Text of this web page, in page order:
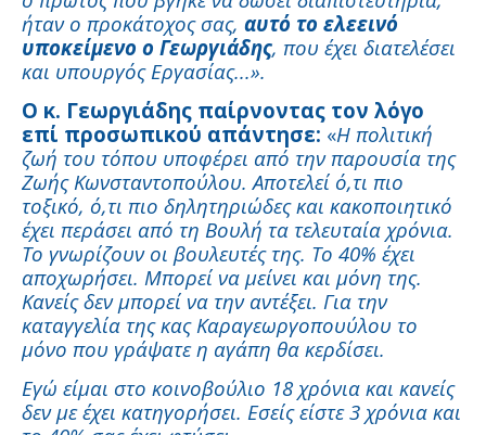
ήταν ο προκάτοχος σας, αυτό το ελεεινό
υποκείμενο ο Γεωργιάδης, που έχει διατελέσει
και υπουργός Εργασίας...».
Ο κ. Γεωργιάδης παίρνοντας τον λόγο
επί προσωπικού απάντησε: «Η πολιτική
ζωή του τόπου υποφέρει από την παρουσία της
Ζωής Κωνσταντοπούλου. Αποτελεί ό,τι πιο
τοξικό, ό,τι πιο δηλητηριώδες και κακοποιητικό
έχει περάσει από τη Βουλή τα τελευταία χρόνια.
Το γνωρίζουν οι βουλευτές της. Το 40% έχει
αποχωρήσει. Μπορεί να μείνει και μόνη της.
Κανείς δεν μπορεί να την αντέξει. Για την
καταγγελία της κας Καραγεωργοπουύλου το
μόνο που γράψατε η αγάπη θα κερδίσει.
Εγώ είμαι στο κοινοβούλιο 18 χρόνια και κανείς
δεν με έχει κατηγορήσει. Εσείς είστε 3 χρόνια και